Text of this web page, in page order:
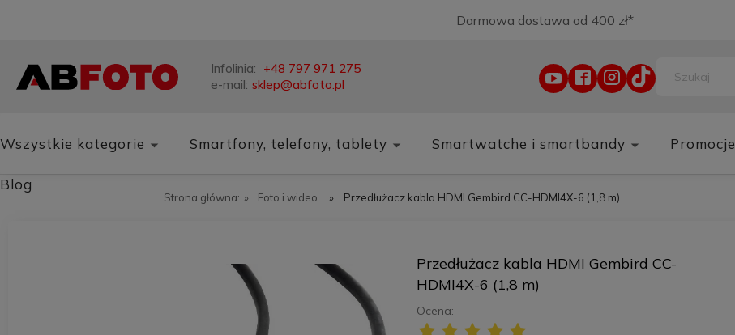
Darmowa dostawa od 400 zł*
Infolinia: +48 797 971 275
e-mail: sklep@abfoto.pl
Wszystkie kategorie Smartfony, telefony, tablety Smartwatche i smartbandy Promocje
Blog
Strona główna: » Foto i wideo » Przedłużacz kabla HDMI Gembird CC-HDMI4X-6 (1,8 m)
Przedłużacz kabla HDMI Gembird CC-
HDMI4X-6 (1,8 m)
Ocena: